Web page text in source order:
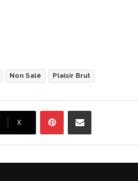
Non Salé Plaisir Brut
X